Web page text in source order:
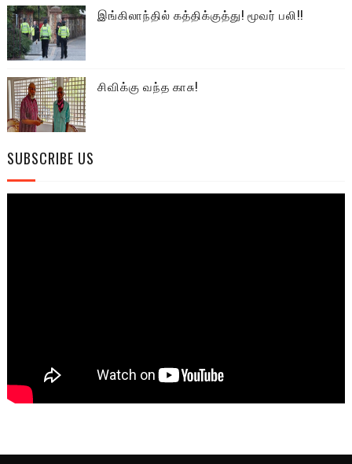
இங்கிலாந்தில் கத்திக்குத்து! மூவர் பலி!!
சிவிக்கு வந்த காசு!
SUBSCRIBE US